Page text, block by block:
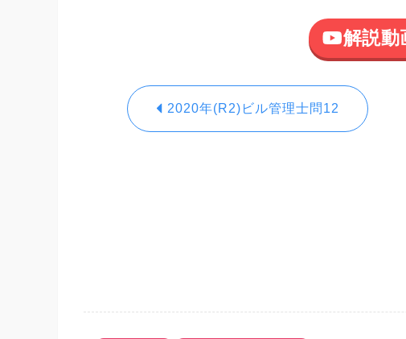
解説動
2020年(R2)ビル管理士問12